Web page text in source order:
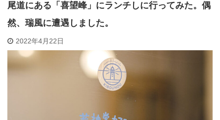
尾道にある「喜望峰」にランチしに行ってみた。偶
然、瑞風に遭遇しました。
2022年4月22日